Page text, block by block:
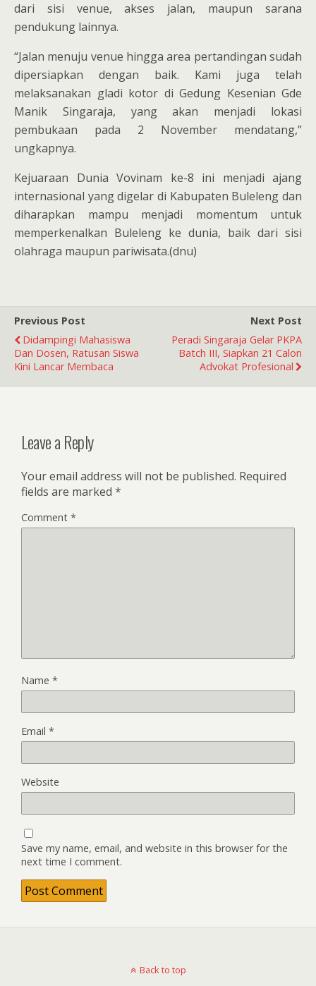
dari sisi venue, akses jalan, maupun sarana
pendukung lainnya.
“Jalan menuju venue hingga area pertandingan sudah
dipersiapkan dengan baik. Kami juga telah
melaksanakan gladi kotor di Gedung Kesenian Gde
Manik Singaraja, yang akan menjadi lokasi
pembukaan pada 2 November mendatang,”
ungkapnya.
Kejuaraan Dunia Vovinam ke-8 ini menjadi ajang
internasional yang digelar di Kabupaten Buleleng dan
diharapkan mampu menjadi momentum untuk
memperkenalkan Buleleng ke dunia, baik dari sisi
olahraga maupun pariwisata.(dnu)
Previous Post
Didampingi Mahasiswa
Dan Dosen, Ratusan Siswa
Kini Lancar Membaca
Next Post
Peradi Singaraja Gelar PKPA
Batch III, Siapkan 21 Calon
Advokat Profesional
Leave a Reply
Your email address will not be published. Required
fields are marked *
Comment *
Name *
Email *
Website
Save my name, email, and website in this browser for the
next time I comment.
Back to top